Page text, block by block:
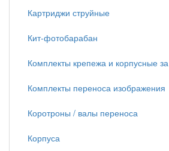
Картриджи струйные
Кит-фотобарабан
Комплекты крепежа и корпусные за
Комплекты переноса изображения
Коротроны / валы переноса
Корпуса